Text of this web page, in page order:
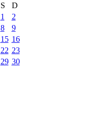
S
D
1
2
8
9
15 16
22 23
29 30